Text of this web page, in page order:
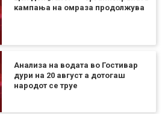
кампања на омраза продолжува
Анализа на водата во Гостивар
дури на 20 август а дотогаш
народот се труе